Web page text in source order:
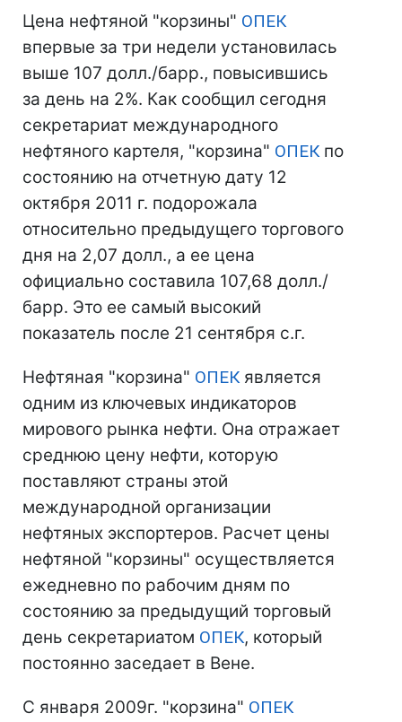
Цена нефтяной "корзины" ОПЕК
впервые за три недели установилась
выше 107 долл./барр., повысившись
за день на 2%. Как сообщил сегодня
секретариат международного
нефтяного картеля, "корзина" ОПЕКпо
состоянию на отчетную дату 12
октября 2011 г. подорожала
относительно предыдущего торгового
дня на 2,07 долл., а ее цена
официально составила 107,68 долл./
барр. Это ее самый высокий
показатель после 21 сентября с.г.
Нефтяная "корзина" ОПЕКявляется
одним из ключевых индикаторов
мирового рынка нефти. Она отражает
среднюю цену нефти, которую
поставляют страны этой
международной организации
нефтяных экспортеров. Расчет цены
нефтяной "корзины" осуществляется
ежедневно по рабочим дням по
состоянию за предыдущий торговый
день секретариатом ОПЕК, который
постоянно заседает в Вене.
С января 2009г. "корзина" ОПЕК